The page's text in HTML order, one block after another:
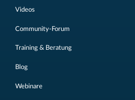
Videos
Community-Forum
Training & Beratung
Blog
Webinare